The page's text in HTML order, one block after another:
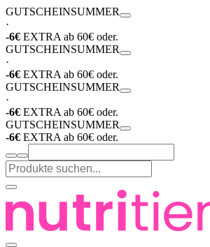
GUTSCHEINSUMMER
·
-6€ EXTRA ab 60€ oder.
GUTSCHEINSUMMER
·
-6€ EXTRA ab 60€ oder.
GUTSCHEINSUMMER
·
-6€ EXTRA ab 60€ oder.
GUTSCHEINSUMMER
-6€ EXTRA ab 60€ oder.